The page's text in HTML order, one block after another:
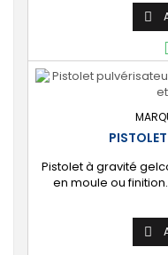

Pistolet à gravité
en moule ou
plastique
